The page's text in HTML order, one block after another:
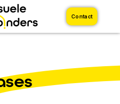
Contact